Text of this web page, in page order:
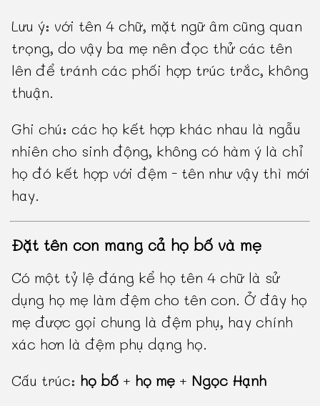
Lưu ý: với tên 4 chữ, mặt ngữ âm cũng quan
trọng, do vậy ba mẹ nên đọc thử các tên
lên để tránh các phối hợp trúc trắc, không
thuận.
Ghi chú: các họ kết hợp khác nhau là ngẫu
nhiên cho sinh động, không có hàm ý là chỉ
họ đó kết hợp với đệm - tên như vậy thì mới
hay.
Đặt tên con mang cả họ bố và mẹ
Có một tỷ lệ đáng kể họ tên 4 chữ là sử
dụng họ mẹ làm đệm cho tên con. Ở đây họ
mẹ được gọi chung là đệm phụ, hay chính
xác hơn là đệm phụ dạng họ.
Cấu trúc: họ bố + họ mẹ + Ngọc Hạnh